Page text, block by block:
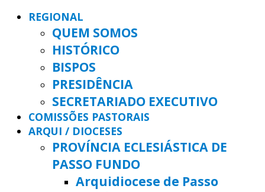
REGIONAL
QUEM SOMOS
HISTÓRICO
BISPOS
PRESIDÊNCIA
SECRETARIADO EXECUTIVO
COMISSÕES PASTORAIS
ARQUI / DIOCESES
PROVÍNCIA ECLESIÁSTICA DE
PASSO FUNDO
Arquidiocese de Passo